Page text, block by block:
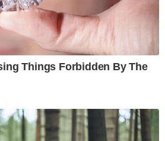
Things Forbidden By The